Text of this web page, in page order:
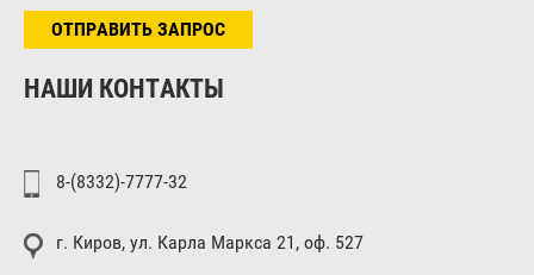
ОТПРАВИТЬ ЗАПРОС
НАШИ КОНТАКТЫ
8-(8332)-7777-32
г. Киров, ул. Карла Маркса 21, оф. 527